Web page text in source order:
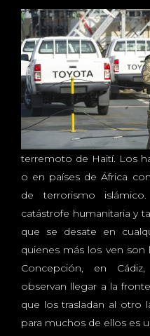
terremoto de Haití. Los
o en países de África
de terrorismo
catástrofe humanitaria y
que se desate en
quienes más los ven son
Concepción, en
observan llegar a la
que los trasladan al otro
para muchos de ellos es